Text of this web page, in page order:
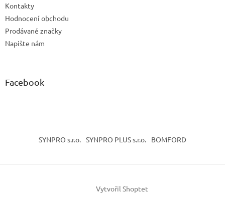
Kontakty
Hodnocení obchodu
Prodávané značky
Napište nám
Facebook
SYNPRO s.r.o. SYNPRO PLUS s.r.o. BOMFORD
Vytvořil Shoptet